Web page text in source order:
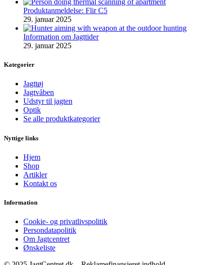
Produktanmeldelse: Flir C5
29. januar 2025
Information om Jagttider
29. januar 2025
Kategorier
Jagttøj
Jagtvåben
Udstyr til jagten
Optik
Se alle produktkategorier
Nyttige links
Hjem
Shop
Artikler
Kontakt os
Information
Cookie- og privatlivspolitik
Persondatapolitik
Om Jagtcentret
Ønskeliste